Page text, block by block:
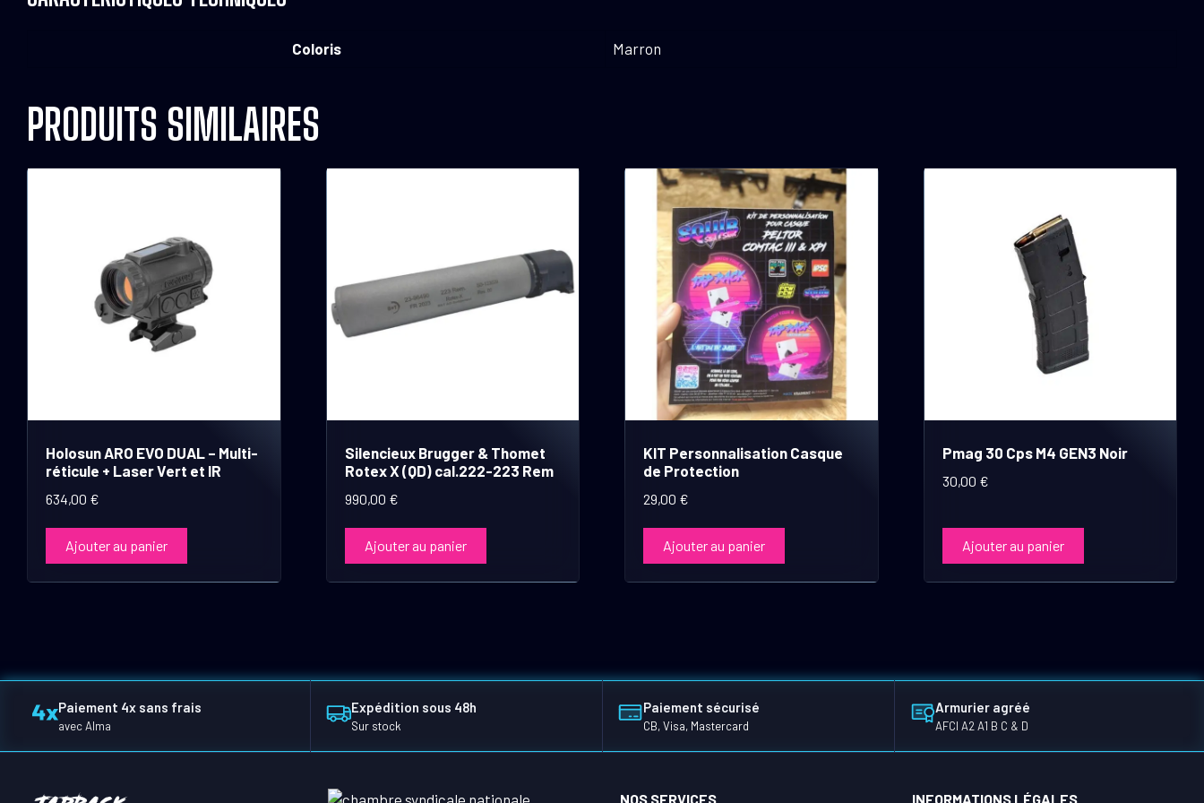
Coloris Marron
PRODUITS SIMILAIRES
Holosun ARO EVO DUAL – Multi-
réticule + Laser Vert et IR
634,00 €
Ajouter au panier
Silencieux Brugger & Thomet
Rotex X (QD) cal.222-223 Rem
990,00 €
Ajouter au panier
KIT Personnalisation Casque
de Protection
29,00 €
Ajouter au panier
Pmag 30 Cps M4 GEN3 Noir
30,00 €
Ajouter au panier
Paiement 4x sans frais
avec Alma
Expédition sous 48h
Sur stock
Paiement sécurisé
CB, Visa, Mastercard
Armurier agréé
AFCI A2 A1 B C & D
NOS SERVICES INFORMATIONS LÉGALES